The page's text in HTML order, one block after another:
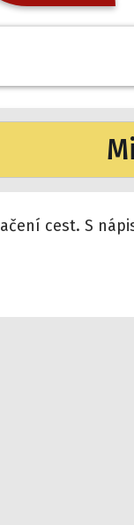
cest. S